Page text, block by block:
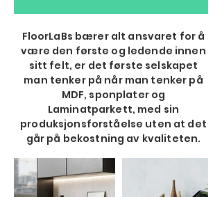
FloorLaBs bærer alt ansvaret for å
være den første og ledende innen
sitt felt, er det første selskapet
man tenker på når man tenker på
MDF, sponplater og
Laminatparkett, med sin
produksjonsforståelse uten at det
går på bekostning av kvaliteten.